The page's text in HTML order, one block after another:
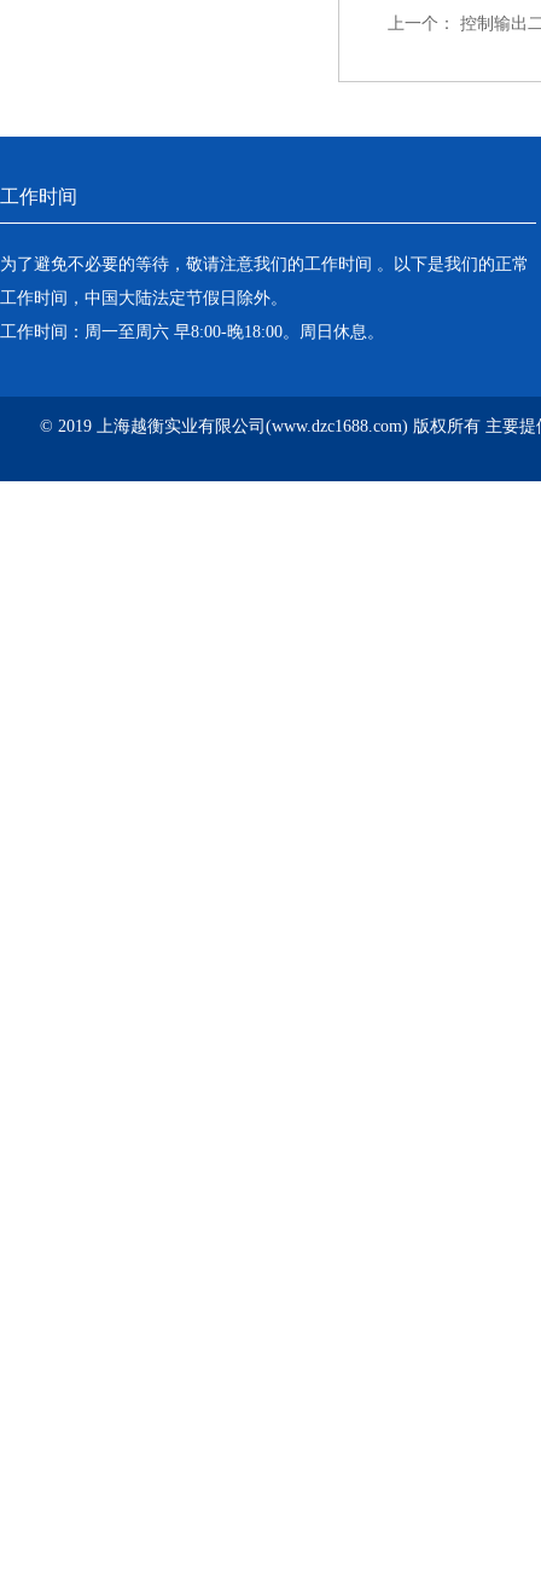
上一个： 控制输出
工作时间
为了避免不必要的等待，敬请注意我们的工作时间 。以下是我们的正常
工作时间，中国大陆法定节假日除外。
工作时间：周一至周六 早8:00-晚18:00。周日休息。
© 2019 上海越衡实业有限公司(www.dzc1688.com) 版权所有 主要提